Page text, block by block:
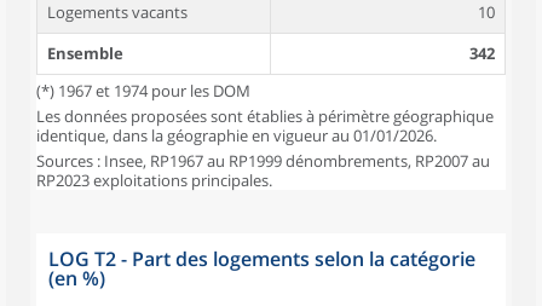
Logements vacants
10
Ensemble
342
(*) 1967 et 1974 pour les DOM
Les données proposées sont établies à périmètre géographique
identique, dans la géographie en vigueur au 01/01/2026.
Sources : Insee, RP1967 au RP1999 dénombrements, RP2007 au
RP2023 exploitations principales.
LOG T2 - Part des logements selon la catégorie
(en %)